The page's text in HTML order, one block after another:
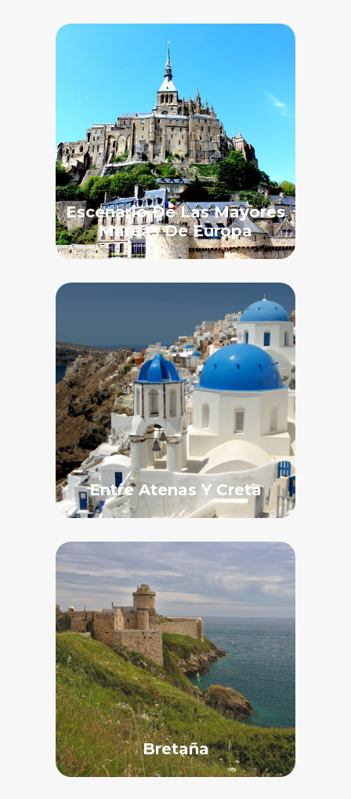
Escenario De Las Mayores
Mareas De Europa
Entre Atenas Y Creta
Bretaña